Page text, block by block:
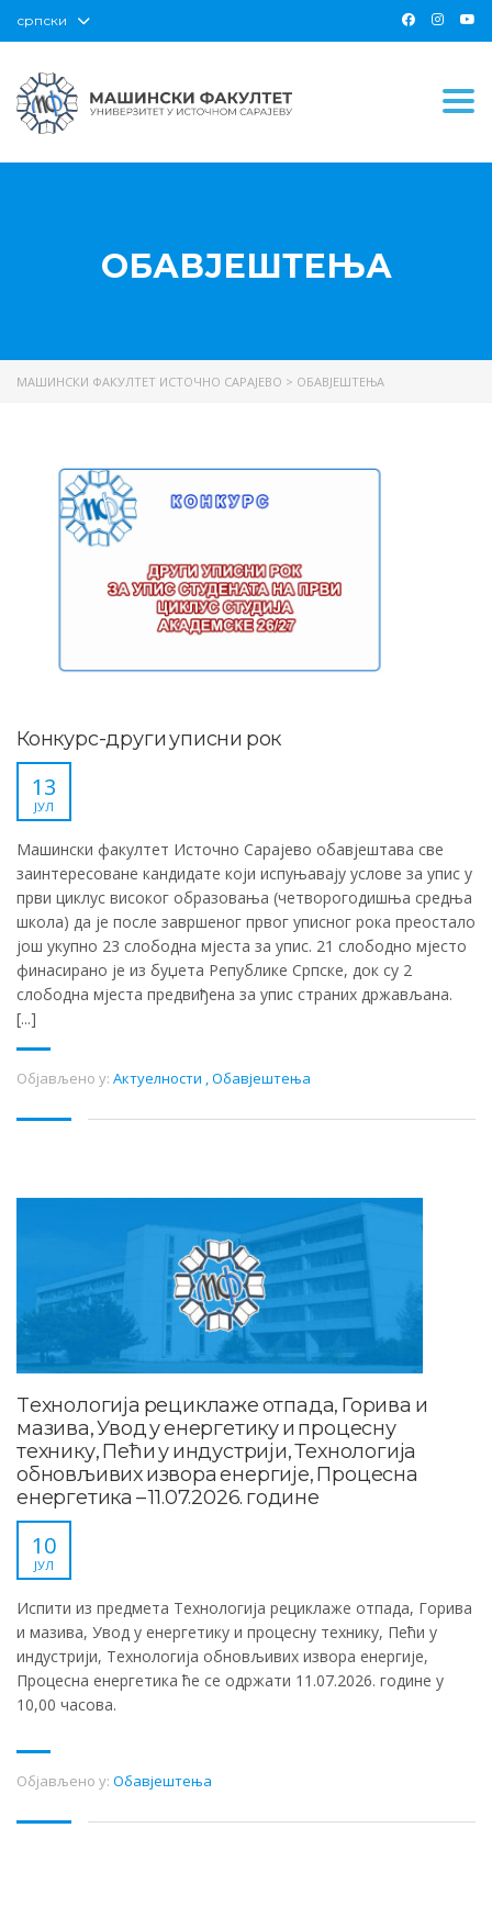
српски
ОБАВЈЕШТЕЊА
МАШИНСКИ ФАКУЛТЕТ ИСТОЧНО САРАЈЕВО > ОБАВЈЕШТЕЊА
Конкурс-други уписни рок
13
ЈУЛ
Машински факултет Источно Сарајево обавјештава све
заинтересоване кандидате који испуњавају услове за упис у
први циклус високог образовања (четворогодишња средња
школа) да је после завршеног првог уписног рока преостало
још укупно 23 слободна мјеста за упис. 21 слободно мјесто
финасирано је из буџета Републике Српске, док су 2
слободна мјеста предвиђена за упис страних држављана.
[...]
Објављено у: Актуелности Обавјештења
Tехнологија рециклаже отпада, Горива и
мазива, Увод у енергетику и процесну
технику, Пећи у индустрији, Технологија
обновљивих извора енергије, Процесна
енергетика – 11.07.2026. године
10
ЈУЛ
Испити из предмета Технологија рециклаже отпада, Горива
и мазива, Увод у енергетику и процесну технику, Пећи у
индустрији, Технологија обновљивих извора енергије,
Процесна енергетика ће се одржати 11.07.2026. године у
10,00 часова.
Објављено у: Обавјештења